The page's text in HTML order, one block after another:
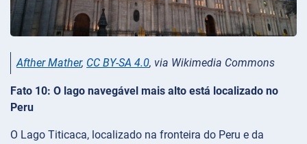
Afther Mather, CC BY-SA 4.0, via Wikimedia Commons
Fato 10: O lago navegável mais alto está localizado no
Peru
O Lago Titicaca, localizado na fronteira do Peru e da